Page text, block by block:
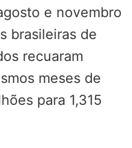
e novembro
brasileiras de
recuaram
meses de
para 1,315